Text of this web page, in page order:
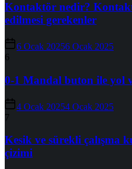
Kontaktör nedir?
edilmesi gerekenler
6 Ocak 20256 Ocak 2025
6
0-1 Mandal buton ile yol
4 Ocak 20254 Ocak 2025
7
Kesik ve sürekli çalışma
çizimi